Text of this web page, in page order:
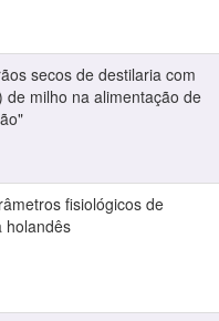
secos de destilaria com
de milho na alimentação de
fisiológicos de
holandês